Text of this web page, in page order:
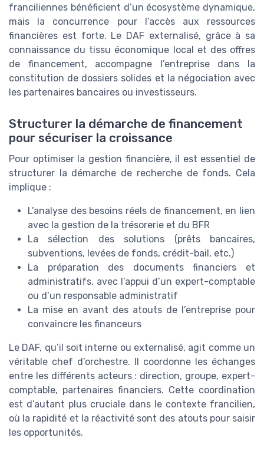
franciliennes bénéficient d’un écosystème dynamique,
mais la concurrence pour l’accès aux ressources
financières est forte. Le DAF externalisé, grâce à sa
connaissance du tissu économique local et des offres
de financement, accompagne l’entreprise dans la
constitution de dossiers solides et la négociation avec
les partenaires bancaires ou investisseurs.
Structurer la démarche de financement
pour sécuriser la croissance
Pour optimiser la gestion financière, il est essentiel de
structurer la démarche de recherche de fonds. Cela
implique :
L’analyse des besoins réels de financement, en lien
avec la gestion de la trésorerie et du BFR
La sélection des solutions (prêts bancaires,
subventions, levées de fonds, crédit-bail, etc.)
La préparation des documents financiers et
administratifs, avec l’appui d’un expert-comptable
ou d’un responsable administratif
La mise en avant des atouts de l’entreprise pour
convaincre les financeurs
Le DAF, qu’il soit interne ou externalisé, agit comme un
véritable chef d’orchestre. Il coordonne les échanges
entre les différents acteurs : direction, groupe, expert-
comptable, partenaires financiers. Cette coordination
est d’autant plus cruciale dans le contexte francilien,
où la rapidité et la réactivité sont des atouts pour saisir
les opportunités.